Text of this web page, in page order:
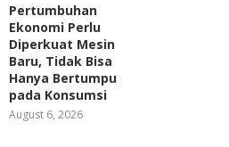
Pertumbuhan
Ekonomi Perlu
Diperkuat Mesin
Baru, Tidak Bisa
Hanya Bertumpu
pada Konsumsi
August 6, 2026